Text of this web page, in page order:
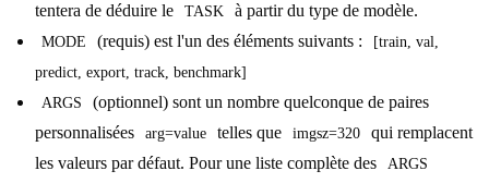
tentera de déduire le
TASK à partir du type de modèle.
MODE (requis) est l'un des éléments suivants :
[train, val,
predict, export, track, benchmark]
ARGS
(optionnel) sont un nombre quelconque de paires
personnalisées
arg=value telles que imgsz=320
qui remplacent
les valeurs par défaut. Pour une liste complète des
ARGS